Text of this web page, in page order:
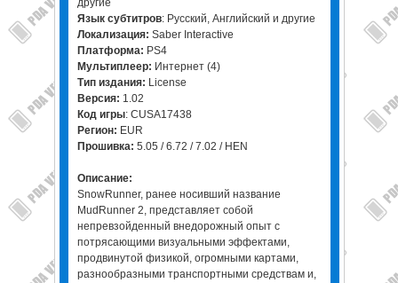
другие
Язык субтитров: Русский, Английский и другие
Локализация: Saber Interactive
Платформа: PS4
Мультиплеер: Интернет (4)
Тип издания: License
Версия: 1.02
Код игры: CUSA17438
Регион: EUR
Прошивка: 5.05 / 6.72 / 7.02 / HEN
Описание:
SnowRunner, ранее носивший название
MudRunner 2, представляет собой
непревзойденный внедорожный опыт с
потрясающими визуальными эффектами,
продвинутой физикой, огромными картами,
разнообразными транспортными средствам и,